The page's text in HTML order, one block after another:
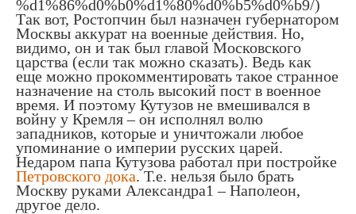
%d1%86%d0%b0%d1%80%d0%b5%d0%b9/)
Так вот, Ростопчин был назначен губернатором
Москвы аккурат на военные действия. Но,
видимо, он и так был главой Московского
царства (если так можно сказать). Ведь как
еще можно прокомментировать такое странное
назначение на столь высокий пост в военное
время. И поэтому Кутузов не вмешивался в
войну у Кремля – он исполнял волю
западников, которые и уничтожали любое
упоминание о империи русских царей.
Недаром папа Кутузова работал при постройке
Петровского дока. Т.е. нельзя было брать
Москву руками Александра1 – Наполеон,
другое дело.